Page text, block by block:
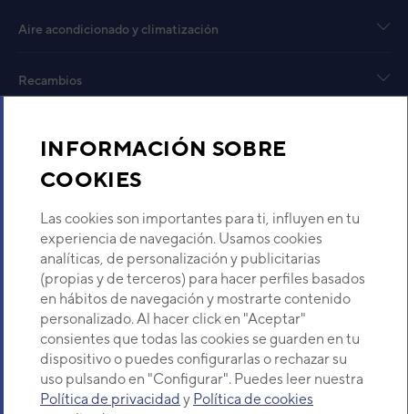
INFORMACIÓN SOBRE
COOKIES
Las cookies son importantes para ti, influyen en tu
experiencia de navegación. Usamos cookies
analíticas, de personalización y publicitarias
(propias y de terceros) para hacer perfiles basados
en hábitos de navegación y mostrarte contenido
personalizado. Al hacer click en "Aceptar"
consientes que todas las cookies se guarden en tu
dispositivo o puedes configurarlas o rechazar su
uso pulsando en "Configurar". Puedes leer nuestra
Política de privacidad y Política de cookies
VER DETALLE
ASHG12KMCC
UI PARED ASF7-KMCC
RSG07KMCC
Código:3NFE87161-Ref. fabricante:
RSG07KMCC
VER DETALLE
UI PARED ASF9-KMCC
RSG09KMCC
Código:3NFE87166-Ref. fabricante:
Aire acondicionado y climatización
Recambios
Descubre Eurofred
Dónde Estamos
¿Buscas un servicio técnico?
Selecciona provincia